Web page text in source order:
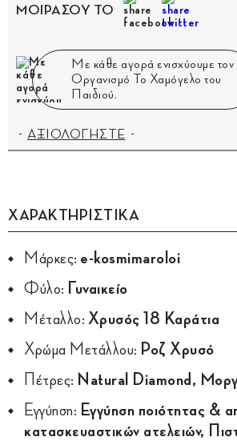
ΜΟΙΡΑΣΟΥ ΤΟ
Με κάθε αγορά ενισχύουμε τον
Οργανισμό Το Χαμόγελο του
Παιδιού.
ΑΞΙΟΛΟΓΗΣΤΕ
ΧΑΡΑΚΤΗΡΙΣΤΙΚΑ
Μάρκες: e-kosmimaroloi
Φύλο:
Γυναικείο
Μέταλλο: Χρυσός 18 Καράτια
Χρώμα Μετάλλου: Ροζ Χρυσό
Πέτρες: Natural Diamond,
Εγγύηση: Εγγύηση ποιότητας &
κατασκευαστικών ατελειών,